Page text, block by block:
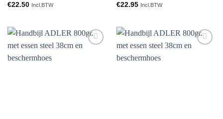
€22.50 Incl.BTW
€22.95 Incl.BTW